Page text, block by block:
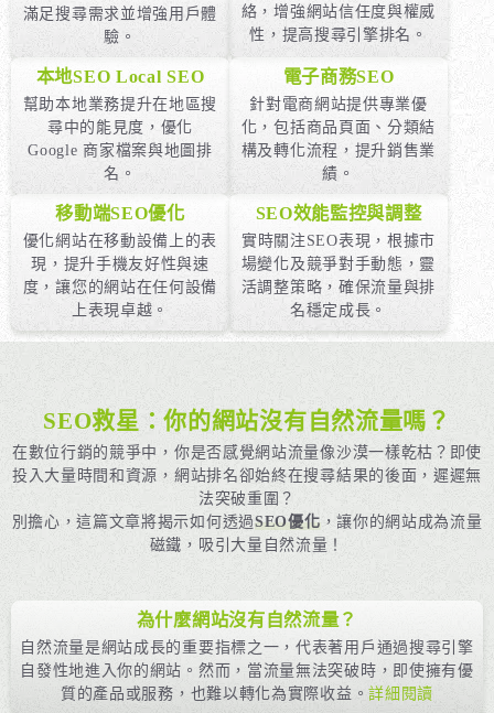
滿足搜尋需求並增強用戶體
驗。
絡，增強網站信任度與權威
性，提高搜尋引擎排名。
本地SEO Local SEO
幫助本地業務提升在地區搜
尋中的能見度，優化
Google 商家檔案與地圖排
名。
電子商務SEO
針對電商網站提供專業優
化，包括商品頁面、分類結
構及轉化流程，提升銷售業
績。
移動端SEO優化
優化網站在移動設備上的表
現，提升手機友好性與速
度，讓您的網站在任何設備
上表現卓越。
SEO效能監控與調整
實時關注SEO表現，根據市
場變化及競爭對手動態，靈
活調整策略，確保流量與排
名穩定成長。
SEO救星：你的網站沒有自然流量嗎？
在數位行銷的競爭中，你是否感覺網站流量像沙漠一樣乾枯？即使
投入大量時間和資源，網站排名卻始終在搜尋結果的後面，遲遲無
法突破重圍？
別擔心，這篇文章將揭示如何透過SEO優化，讓你的網站成為流量
磁鐵，吸引大量自然流量！
為什麼網站沒有自然流量？
自然流量是網站成長的重要指標之一，代表著用戶通過搜尋引擎
自發性地進入你的網站。然而，當流量無法突破時，即使擁有優
質的產品或服務，也難以轉化為實際收益。詳細閱讀